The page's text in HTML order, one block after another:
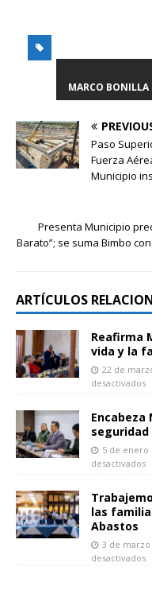
MARCO BONILLA
Paso
Fuerza
Municipio
Presenta Municipio
Barato”; se suma Bimbo
ARTÍCULOS
Reafirma
vida y la
22 de
desactivados
Encabeza
5 de enero
desactivados
las
Abastos
3 de marzo
desactivados